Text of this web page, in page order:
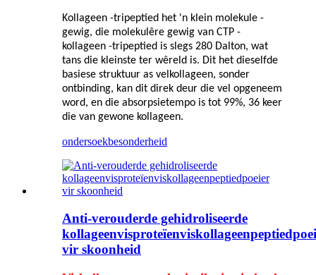
Kollageen -tripeptied het 'n klein molekule -
gewig, die molekulêre gewig van CTP -
kollageen -tripeptied is slegs 280 Dalton, wat
tans die kleinste ter wêreld is. Dit het dieselfde
basiese struktuur as velkollageen, sonder
ontbinding, kan dit direk deur die vel opgeneem
word, en die absorpsietempo is tot 99%, 36 keer
die van gewone kollageen.
ondersoekbesonderheid
Anti-verouderde gehidroliseerde
vir skoonheid